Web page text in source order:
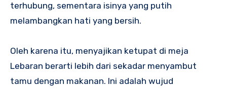
terhubung, sementara isinya yang putih
melambangkan hati yang bersih.
Oleh karena itu, menyajikan ketupat di meja
Lebaran berarti lebih dari sekadar menyambut
tamu dengan makanan. Ini adalah wujud